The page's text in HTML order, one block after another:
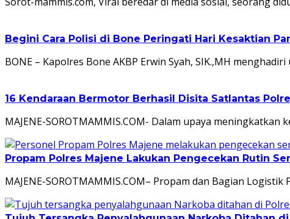
Begini Cara Polisi di Bone Peringati Hari Kesaktian
BONE – Kapolres Bone AKBP Erwin Syah, SIK.,MH
16 Kendaraan Bermotor Berhasil Disita Satlantas
MAJENE-SOROTMAMMIS.COM- Dalam upaya
Propam Polres Majene Lakukan Pengecekan Rutin
MAJENE-SOROTMAMMIS.COM– Propam dan Bagian